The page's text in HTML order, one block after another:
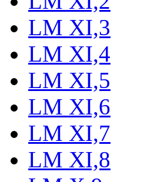
LM XI,3
LM XI,4
LM XI,5
LM XI,6
LM XI,7
LM XI,8